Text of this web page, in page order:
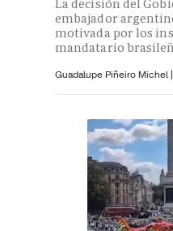
La decisión del
embajador
motivada por los
mandatario
Guadalupe Piñeiro Michel |